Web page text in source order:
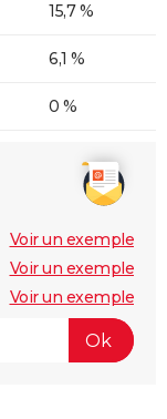
15,7 %
6,1 %
0 %
Voir un exemple
Voir un exemple
Voir un exemple